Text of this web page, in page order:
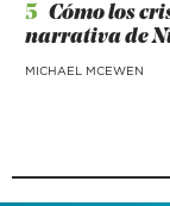
5 Cómo los
narrativa de
MICHAEL MCEWEN